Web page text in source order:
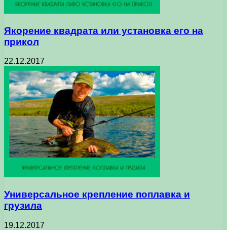
Якорение квадрата или установка его на
прикол
22.12.2017
Универсальное крепление поплавка и
грузила
19.12.2017